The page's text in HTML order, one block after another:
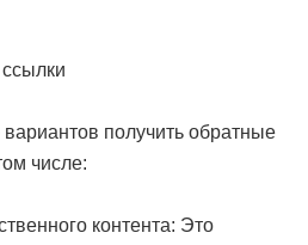
получить обратные
числе:
контента: Это